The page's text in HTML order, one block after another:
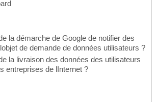
la démarche de Google de notifier des
de demande de données utilisateurs ?
la livraison des données des utilisateurs
entreprises de lInternet ?